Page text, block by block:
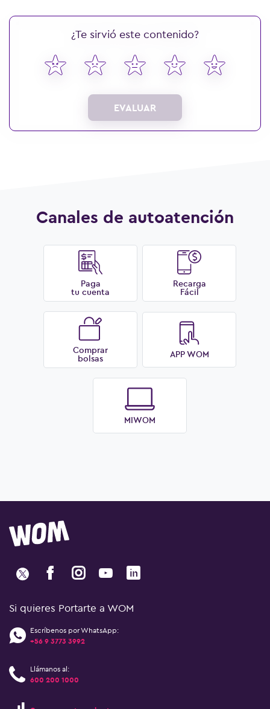
¿Te sirvió este contenido?
EVALUAR
Canales de autoatención
Paga
tu cuenta
Recarga
Fácil
Comprar
bolsas APP WOM
MIWOM
Si quieres Portarte a WOM
Escríbenos por WhatsApp:
+56 9 3773 3992
Llámanos al:
600 200 1000